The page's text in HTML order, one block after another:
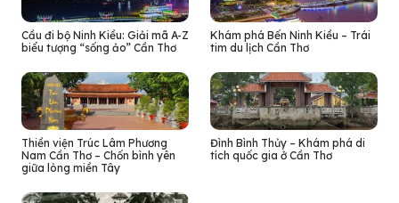
Cầu đi bộ Ninh Kiều: Giải mã A-Z
biểu tượng “sống ảo” Cần Thơ
Khám phá Bến Ninh Kiều – Trái
tim du lịch Cần Thơ
Thiền viện Trúc Lâm Phương
Nam Cần Thơ – Chốn bình yên
giữa lòng miền Tây
Đình Bình Thủy – Khám phá di
tích quốc gia ở Cần Thơ